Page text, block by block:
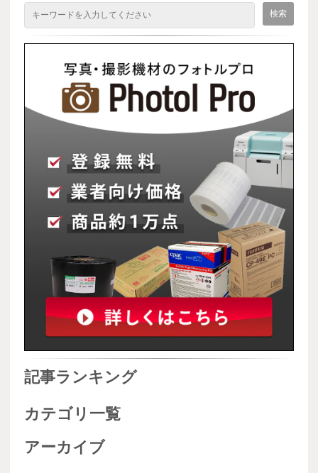
記事ランキング
カテゴリ一覧
アーカイブ